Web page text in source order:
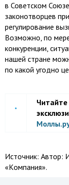
в Советском
законотворцев
регулирование
Возможно, по
конкуренции,
нашей стране
по какой угодно
Читайте
Источник: Автор:
«Kомпания».